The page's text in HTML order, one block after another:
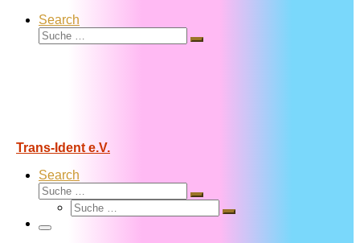
Search
Suche
Suche
Trans-Ident e.V.
Search
Suche
Suche
Suche
Suche
Menü